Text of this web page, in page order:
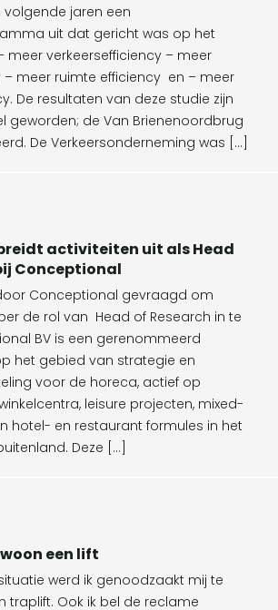
volgende jaren een
uit dat gericht was op het
meer verkeersefficiency – meer
– meer ruimte efficiency en – meer
De resultaten van deze studie zijn
geworden; de Van Brienenoordbrug
De Verkeersonderneming was […]
activiteiten uit als Head
Conceptional
Conceptional gevraagd om
de rol van Head of Research in te
BV is een gerenommeerd
het gebied van strategie en
voor de horeca, actief op
leisure projecten, mixed-
hotel- en restaurant formules in het
Deze […]
een lift
werd ik genoodzaakt mij te
traplift. Ook ik bel de reclame